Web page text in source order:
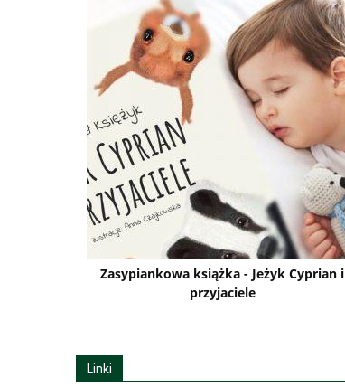
Zasypiankowa książka - Jeżyk Cyprian i
przyjaciele
Linki